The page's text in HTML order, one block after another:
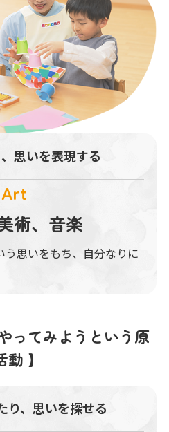
思いを表現する
Art
術、音楽
う思いをもち、自分なりに
ってみようという原
】
、 思いを探せる